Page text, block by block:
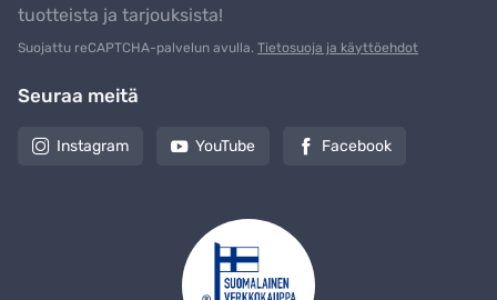
tuotteista ja tarjouksista!
Suojattu reCAPTCHA-palvelun avulla. Tietosuoja ja käyttöehdot
Seuraa meitä
Instagram YouTube Facebook